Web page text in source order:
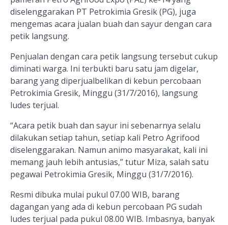
diselenggarakan PT Petrokimia Gresik (PG), juga
mengemas acara jualan buah dan sayur dengan cara
petik langsung.
Penjualan dengan cara petik langsung tersebut cukup
diminati warga. Ini terbukti baru satu jam digelar,
barang yang diperjualbelikan di kebun percobaan
Petrokimia Gresik, Minggu (31/7/2016), langsung
ludes terjual.
“Acara petik buah dan sayur ini sebenarnya selalu
dilakukan setiap tahun, setiap kali Petro Agrifood
diselenggarakan. Namun animo masyarakat, kali ini
memang jauh lebih antusias,” tutur Miza, salah satu
pegawai Petrokimia Gresik, Minggu (31/7/2016).
Resmi dibuka mulai pukul 07.00 WIB, barang
dagangan yang ada di kebun percobaan PG sudah
ludes terjual pada pukul 08.00 WIB. Imbasnya, banyak